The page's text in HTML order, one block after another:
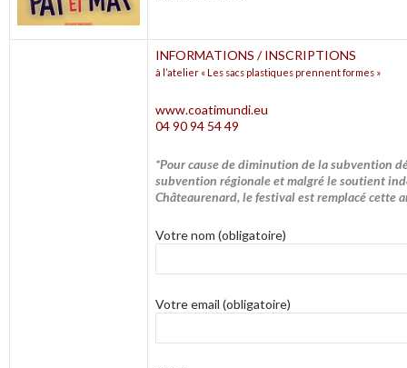
INFORMATIONS / INSCRIPTIONS
à l’atelier « Les sacs plastiques prennent formes »
www.coatimundi.eu
04 90 94 54 49
*Pour cause de diminution de la subvention
subvention régionale et malgré le soutient
Châteaurenard, le festival est remplacé cette
Votre nom (obligatoire)
Votre email (obligatoire)